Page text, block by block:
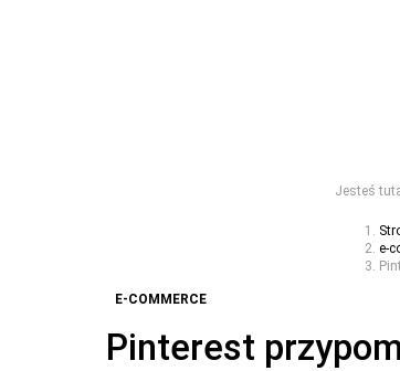
Jesteś
e-
E-COMMERCE
Pinterest